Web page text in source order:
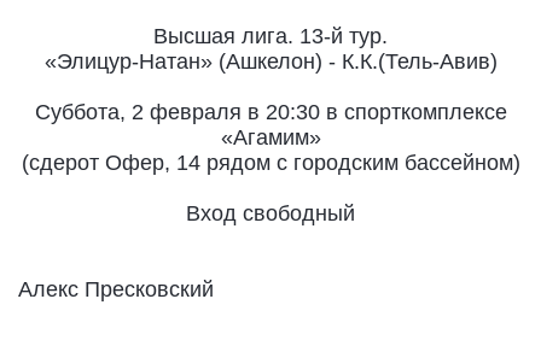
Высшая лига. 13-й тур.
«Элицур-Натан» (Ашкелон) - К.К.(Тель-Авив)
Суббота, 2 февраля в 20:30 в спорткомплексе
«Агамим»
(сдерот Офер, 14 рядом с городским бассейном)
Вход свободный
Алекс Пресковский